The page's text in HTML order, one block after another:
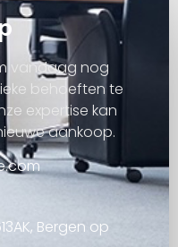
vandaag nog
behoeften te
expertise kan
aankoop.
Bergen op